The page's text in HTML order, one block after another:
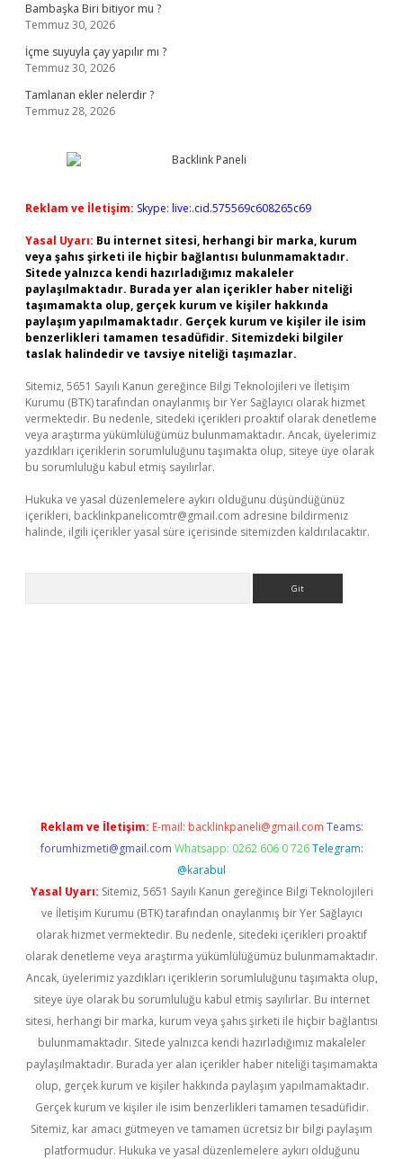
Bambaşka Biri bitiyor mu ?
Temmuz 30, 2026
İçme suyuyla çay yapılır mı ?
Temmuz 30, 2026
Tamlanan ekler nelerdir ?
Temmuz 28, 2026
Reklam ve İletişim: Skype: live:.cid.575569c608265c69
Yasal Uyarı: Bu internet sitesi, herhangi bir marka, kurum
veya şahıs şirketi ile hiçbir bağlantısı bulunmamaktadır.
Sitede yalnızca kendi hazırladığımız makaleler
paylaşılmaktadır. Burada yer alan içerikler haber niteliği
taşımamakta olup, gerçek kurum ve kişiler hakkında
paylaşım yapılmamaktadır. Gerçek kurum ve kişiler ile isim
benzerlikleri tamamen tesadüfidir. Sitemizdeki bilgiler
taslak halindedir ve tavsiye niteliği taşımazlar.
Sitemiz, 5651 Sayılı Kanun gereğince Bilgi Teknolojileri ve İletişim
Kurumu (BTK) tarafından onaylanmış bir Yer Sağlayıcı olarak hizmet
vermektedir. Bu nedenle, sitedeki içerikleri proaktif olarak denetleme
veya araştırma yükümlülüğümüz bulunmamaktadır. Ancak, üyelerimiz
yazdıkları içeriklerin sorumluluğunu taşımakta olup, siteye üye olarak
bu sorumluluğu kabul etmiş sayılırlar.
Hukuka ve yasal düzenlemelere aykırı olduğunu düşündüğünüz
içerikleri, backlinkpanelicomtr@gmail.com adresine bildirmeniz
halinde, ilgili içerikler yasal süre içerisinde sitemizden kaldırılacaktır.
Reklam ve İletişim: E-mail: backlinkpaneli@gmail.com Teams:
forumhizmeti@gmail.com Whatsapp: 0262 606 0 726 Telegram:
@karabul
Yasal Uyarı: Sitemiz, 5651 Sayılı Kanun gereğince Bilgi Teknolojileri
ve İletişim Kurumu (BTK) tarafından onaylanmış bir Yer Sağlayıcı
olarak hizmet vermektedir. Bu nedenle, sitedeki içerikleri proaktif
olarak denetleme veya araştırma yükümlülüğümüz bulunmamaktadır.
Ancak, üyelerimiz yazdıkları içeriklerin sorumluluğunu taşımakta olup,
siteye üye olarak bu sorumluluğu kabul etmiş sayılırlar. Bu internet
sitesi, herhangi bir marka, kurum veya şahıs şirketi ile hiçbir bağlantısı
bulunmamaktadır. Sitede yalnızca kendi hazırladığımız makaleler
paylaşılmaktadır. Burada yer alan içerikler haber niteliği taşımamakta
olup, gerçek kurum ve kişiler hakkında paylaşım yapılmamaktadır.
Gerçek kurum ve kişiler ile isim benzerlikleri tamamen tesadüfidir.
Sitemiz, kar amacı gütmeyen ve tamamen ücretsiz bir bilgi paylaşım
platformudur. Hukuka ve yasal düzenlemelere aykırı olduğunu